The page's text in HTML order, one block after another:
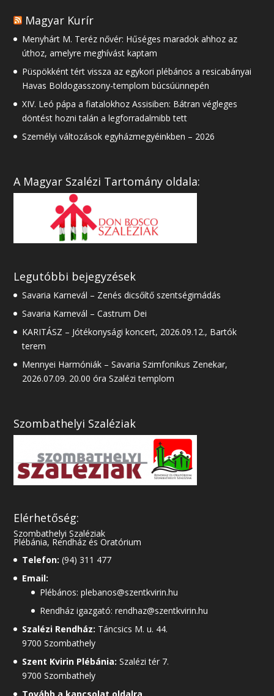
Magyar Kurír
Menyhárt M. Teréz nővér: Hűséges maradok ahhoz az
úthoz, amelyre meghívást kaptam
Püspökként tért vissza az egykori plébános a resicabányai
Havas Boldogasszony-templom búcsúünnepén
XIV. Leó pápa a fiatalokhoz Assisiben: Bátran végleges
döntést hozni talán a legforradalmibb tett
Személyi változások egyházmegyéinkben – 2026
A Magyar Szalézi Tartomány oldala:
Legutóbbi bejegyzések
Savaria Karnevál – Zenés dicsőítő szentségimádás
Savaria Karnevál – Castrum Dei
KARITÁSZ – Jótékonysági koncert, 2026.09.12., Bartók
terem
Mennyei Harmóniák – Savaria Szimfonikus Zenekar,
2026.07.09. 20.00 óra Szalézi templom
Szombathelyi Szaléziak
Elérhetőség:
Szombathelyi Szaléziak
Plébánia, Rendház és Oratórium
Telefon:(94) 311 477
Email:
Plébános: plebanos@szentkvirin.hu
Rendház igazgató: rendhaz@szentkvirin.hu
Szalézi Rendház: Táncsics M. u. 44.
9700 Szombathely
Szent Kvirin Plébánia: Szalézi tér 7.
9700 Szombathely